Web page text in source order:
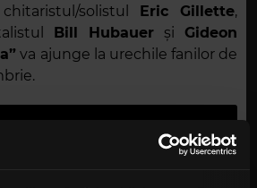
solistul Eric Gillette,
Bill Hubauer și Gideon
va ajunge la urechile fanilor de